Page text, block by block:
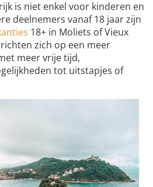
is niet enkel voor kinderen en
deelnemers vanaf 18 jaar zijn
18+ in Moliets of Vieux
zich op een meer
meer vrije tijd,
tot uitstapjes of